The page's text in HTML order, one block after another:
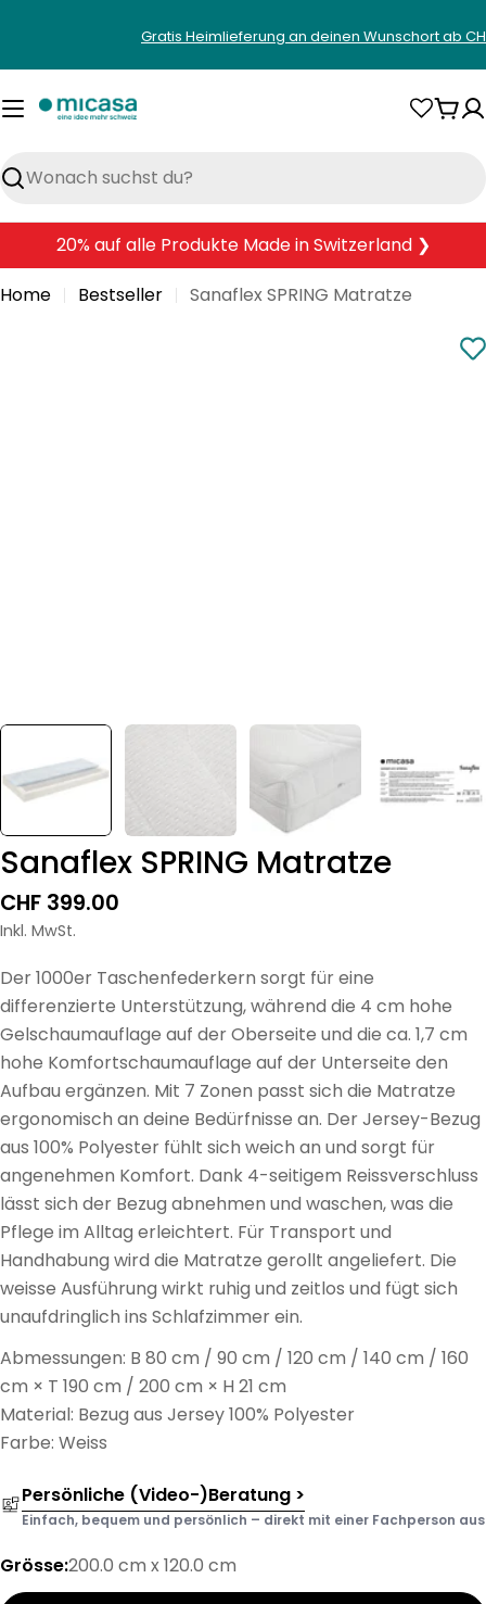
springen
Gratis Heimlieferung an deinen Wunschort ab
Suchen
20% auf alle Produkte Made in Switzerland ❯
Home
Bestseller Sanaflex SPRING Matratze
Sanaflex SPRING Matratze
Regulärer
Preis
CHF 399.00
Inkl. MwSt.
Der 1000er Taschenfederkern sorgt für eine
differenzierte Unterstützung, während die 4 cm hohe
Gelschaumauflage auf der Oberseite und die ca. 1,7 cm
hohe Komfortschaumauflage auf der Unterseite den
Aufbau ergänzen. Mit 7 Zonen passt sich die Matratze
ergonomisch an deine Bedürfnisse an. Der Jersey-Bezug
aus 100% Polyester fühlt sich weich an und sorgt für
angenehmen Komfort. Dank 4-seitigem Reissverschluss
lässt sich der Bezug abnehmen und waschen, was die
Pflege im Alltag erleichtert. Für Transport und
Handhabung wird die Matratze gerollt angeliefert. Die
weisse Ausführung wirkt ruhig und zeitlos und fügt sich
unaufdringlich ins Schlafzimmer ein.
Abmessungen: B 80 cm / 90 cm / 120 cm / 140 cm / 160
cm × T 190 cm / 200 cm × H 21 cm
Material: Bezug aus Jersey 100% Polyester
Farbe: Weiss
Persönliche (Video-)Beratung >
Einfach, bequem und persönlich – direkt mit einer Fachperson aus
Grösse:200.0 cm x 120.0 cm